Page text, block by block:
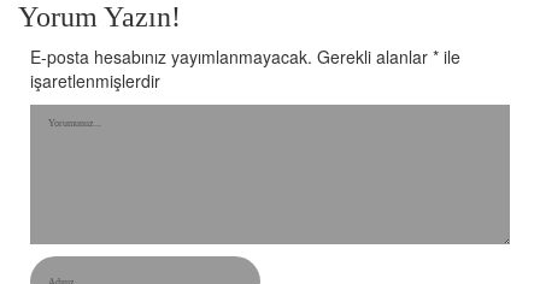
Yorum Yazın!
E-posta hesabınız yayımlanmayacak. Gerekli alanlar * ile
işaretlenmişlerdir